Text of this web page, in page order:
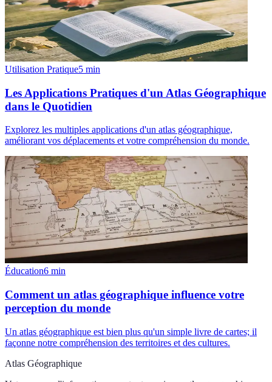
Utilisation Pratique5 min
Les Applications Pratiques d'un Atlas Géographique
dans le Quotidien
Explorez les multiples applications d'un atlas géographique,
améliorant vos déplacements et votre compréhension du monde.
Éducation6 min
Comment un atlas géographique influence votre
perception du monde
Un atlas géographique est bien plus qu'un simple livre de cartes; il
façonne notre compréhension des territoires et des cultures.
Atlas Géographique